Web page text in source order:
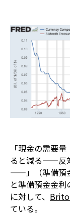
「現金の需要
ると減る――反
――」（準備預
と準備預金金
に対して、
ている。